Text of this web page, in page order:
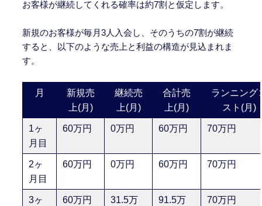
お客様が継続してくれる確率は約7割と仮定します。
新規のお客様が毎月3人入会し、そのうちの7割が継続
すると、以下のような売上と利益の構造が見込まれま
す。
月
新規売
上(月)
継続売
上(月)
合計売
上(月)
ランニング
スト(月)
1ヶ
月目
60万円 0万円 60万円 70万円
2ヶ
月目
60万円 0万円 60万円 70万円
3ヶ
60万円
31.5万
91.5万
70万円